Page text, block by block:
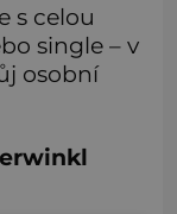
s celou
single – v
osobní